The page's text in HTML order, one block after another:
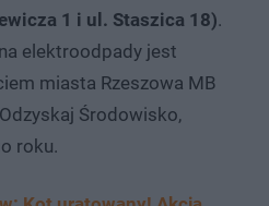
1 i ul. Staszica 18).
elektroodpady jest
miasta Rzeszowa MB
Środowisko,
roku.